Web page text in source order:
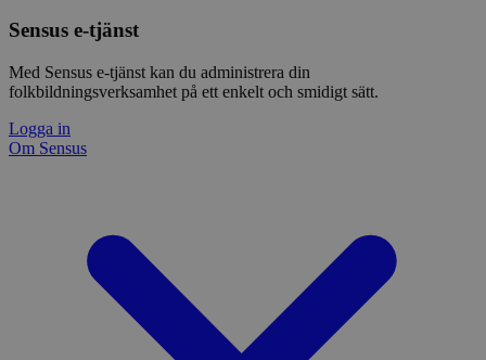
Sensus e-tjänst
Med Sensus e-tjänst kan du administrera din
folkbildningsverksamhet på ett enkelt och smidigt sätt.
Logga in
Om Sensus